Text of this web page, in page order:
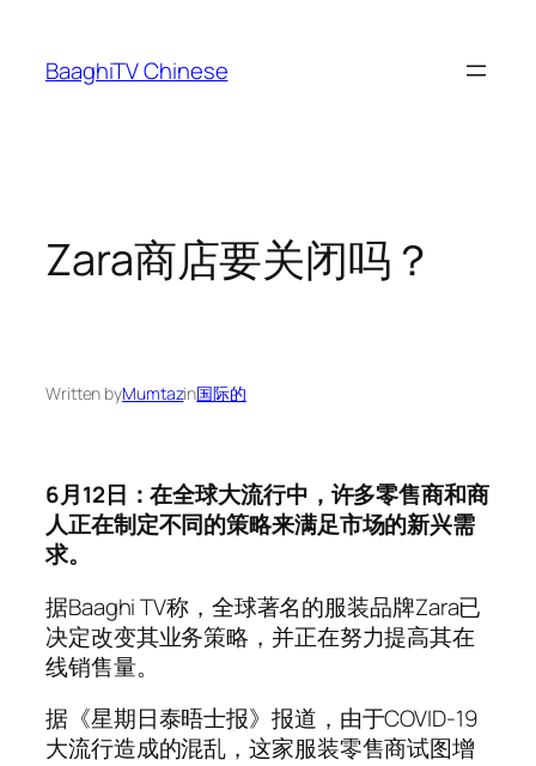
content
BaaghiTV Chinese
Zara商店要关闭吗？
Written byMumtazin国际的
6月12日：在全球大流行中，许多零售商和商
人正在制定不同的策略来满足市场的新兴需
求。
据Baaghi TV称，全球著名的服装品牌Zara已
决定改变其业务策略，并正在努力提高其在
线销售量。
据《星期日泰晤士报》报道，由于COVID-19
大流行造成的混乱，这家服装零售商试图增